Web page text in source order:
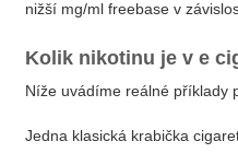
nižší mg/ml freebase v
Kolik nikotinu je v e
Níže uvádíme reálné příklady
Jedna klasická krabička